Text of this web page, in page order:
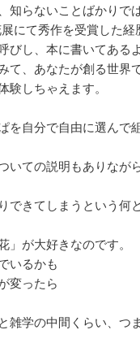
知らないことばかりで
にて秀作を受賞した
し、本に書いてある
て、あなたが創る世界
しちゃえます。
を自分で自由に選んで
いての説明もありなが
できてしまうという何
が大好きなのです。
いるかも
変ったら
学の中間くらい、つ